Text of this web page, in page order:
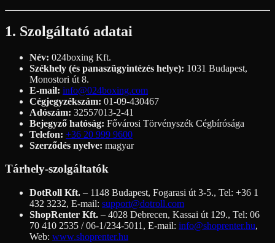
1. Szolgáltató adatai
Név: 024boxing Kft.
Székhely (és panaszügyintézés helye): 1031 Budapest,
Monostori út 8.
E-mail: info@024boxing.com
Cégjegyzékszám: 01-09-430467
Adószám: 32557013-2-41
Bejegyző hatóság: Fővárosi Törvényszék Cégbírósága
Telefon: +36 20 999 9600
Szerződés nyelve: magyar
Tárhely-szolgáltatók
DotRoll Kft. – 1148 Budapest, Fogarasi út 3-5., Tel: +36 1
432 3232, E-mail: support@dotroll.com
ShopRenter Kft. – 4028 Debrecen, Kassai út 129., Tel: 06
70 410 2535 / 06-1/234-5011, E-mail: info@shoprenter.hu,
Web: www.shoprenter.hu